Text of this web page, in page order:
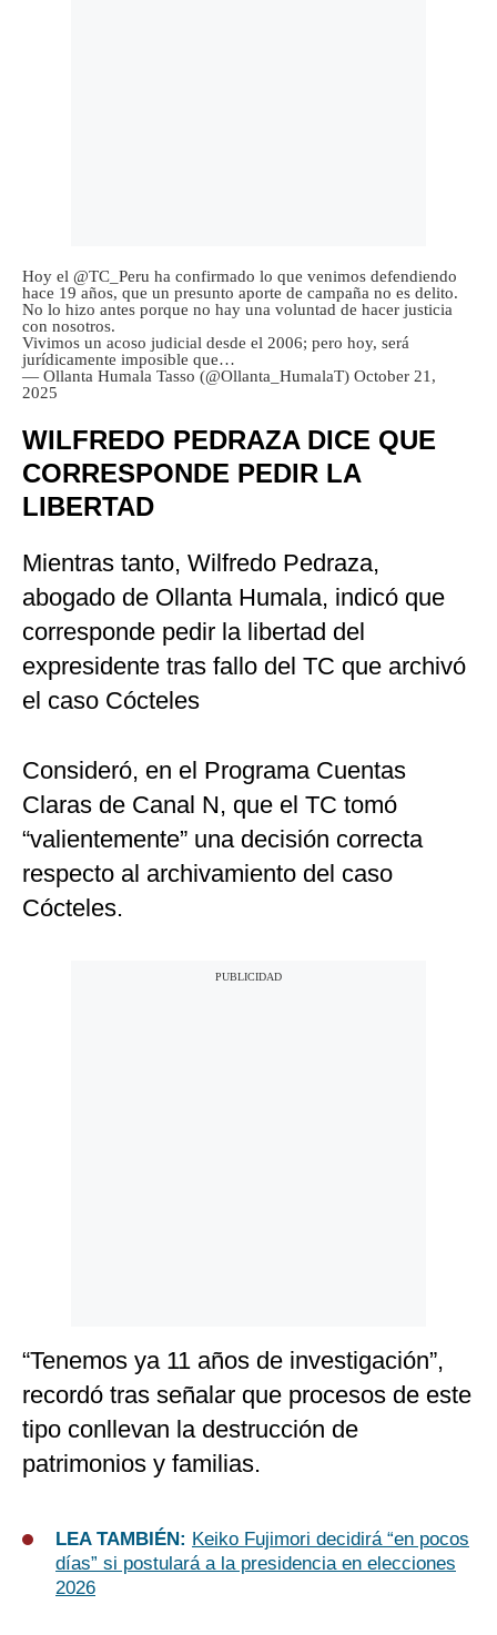
hace 19 años, que un presunto aporte de campaña no es delito.
No lo hizo antes porque no hay una voluntad de hacer justicia
con nosotros.
Vivimos un acoso judicial desde el 2006; pero hoy, será
jurídicamente imposible que…
— Ollanta Humala Tasso (@Ollanta_HumalaT)October 21,
2025
CORRESPONDE PEDIR LA
LIBERTAD
abogado de Ollanta Humala, indicó que
corresponde pedir la libertad del
expresidente tras fallo del TC que archivó
el caso Cócteles
Claras de Canal N, que el TC tomó
“valientemente” una decisión correcta
respecto al archivamiento del caso
Cócteles.
recordó tras señalar que procesos de este
tipo conllevan la destrucción de
patrimonios y familias.
días” si postulará a la presidencia en elecciones
2026